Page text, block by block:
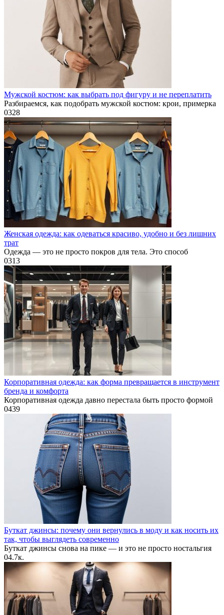
Мужской костюм: как выбрать под фигуру и не переплатить
Разбираемся, как подобрать мужской костюм: крои, примерка
0328
Женская одежда: как одеваться красиво, удобно и без лишних
трат
Одежда — это не просто покров для тела. Это способ
0313
Корпоративная одежда: как форма превращается в инструмент
бренда и комфорта
Корпоративная одежда давно перестала быть просто формой
0439
Буткат джинсы: почему они вернулись в моду и как носить их
так, чтобы выглядеть современно
Буткат джинсы снова на пике — и это не просто ностальгия
04.7к.